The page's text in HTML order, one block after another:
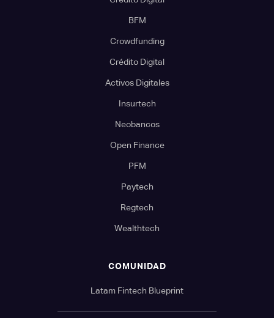
BFM
Crowdfunding
Crédito Digital
Activos Digitales
Insurtech
Neobancos
Open Finance
PFM
Paytech
Regtech
Wealthtech
COMUNIDAD
Latam Fintech Blueprint